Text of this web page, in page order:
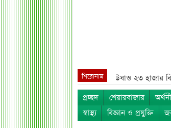
শিরোনাম
ঊর্ধ্বমুখী. তারপরও উধাও ২৩ হাজার বিও
প্রচ্ছদ
শেয়ারবাজার
স্বাস্থ্য
বিজ্ঞান ও প্রযুক্তি